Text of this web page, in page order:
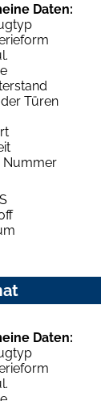
Daten:
Türen
Nummer
Daten: